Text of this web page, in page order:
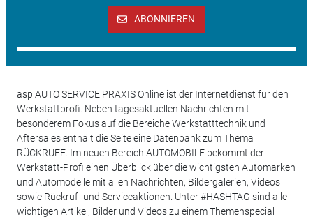
ABONNIEREN
asp AUTO SERVICE PRAXIS Online ist der Internetdienst für den
Werkstattprofi. Neben tagesaktuellen Nachrichten mit
besonderem Fokus auf die Bereiche Werkstatttechnik und
Aftersales enthält die Seite eine Datenbank zum Thema
RÜCKRUFE. Im neuen Bereich AUTOMOBILE bekommt der
Werkstatt-Profi einen Überblick über die wichtigsten Automarken
und Automodelle mit allen Nachrichten, Bildergalerien, Videos
sowie Rückruf- und Serviceaktionen. Unter #HASHTAG sind alle
wichtigen Artikel, Bilder und Videos zu einem Themenspecial